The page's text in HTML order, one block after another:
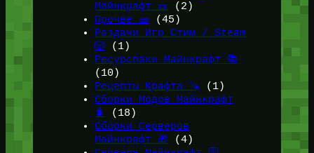
Майнкрафт 🎫
(2)
Прочее 🧱 (45)
Раздачи Игр Стим / Steam
🎲 (1)
Ресурспаки Майнкрафт 📚
(10)
Рецепты Крафта 🪚 (1)
Сборки Модов Майнкрафт
🧳
(18)
Сборки Серверов
Майнкрафт 🎁 (4)